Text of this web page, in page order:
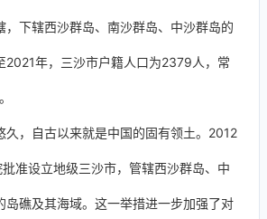
，下辖西沙群岛、南沙群岛、中沙群岛的
2021年，三沙市户籍人口为2379人，常
久，自古以来就是中国的固有领土。2012
准设立地级三沙市，管辖西沙群岛、中
岛礁及其海域。这一举措进一步加强了对